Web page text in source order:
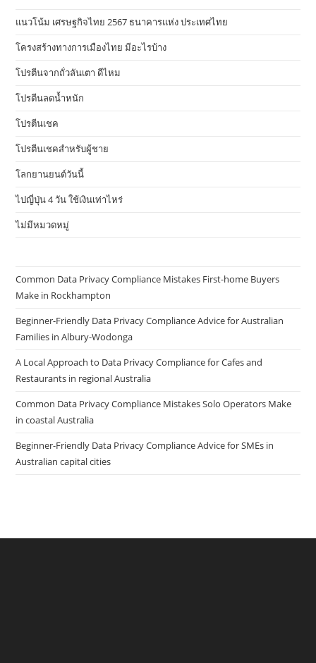
แนวโน้ม เศรษฐกิจไทย 2567 ธนาคารแห่ง ประเทศไทย
โครงสร้างทางการเมืองไทย มีอะไรบ้าง
โปรตีนจากถั่วลันเตา ดีไหม
โปรตีนลดน้ำหนัก
โปรตีนเชค
โปรตีนเชคสำหรับผู้ชาย
โลกยานยนต์วันนี้
ไปญี่ปุ่น 4 วัน ใช้เงินเท่าไหร่
ไม่มีหมวดหมู่
Common Data Privacy Compliance Mistakes First-home Buyers
Make in Rockhampton
Beginner-Friendly Data Privacy Compliance Advice for Australian
Families in Albury-Wodonga
A Local Approach to Data Privacy Compliance for Cafes and
Restaurants in regional Australia
Common Data Privacy Compliance Mistakes Solo Operators Make
in coastal Australia
Beginner-Friendly Data Privacy Compliance Advice for SMEs in
Australian capital cities